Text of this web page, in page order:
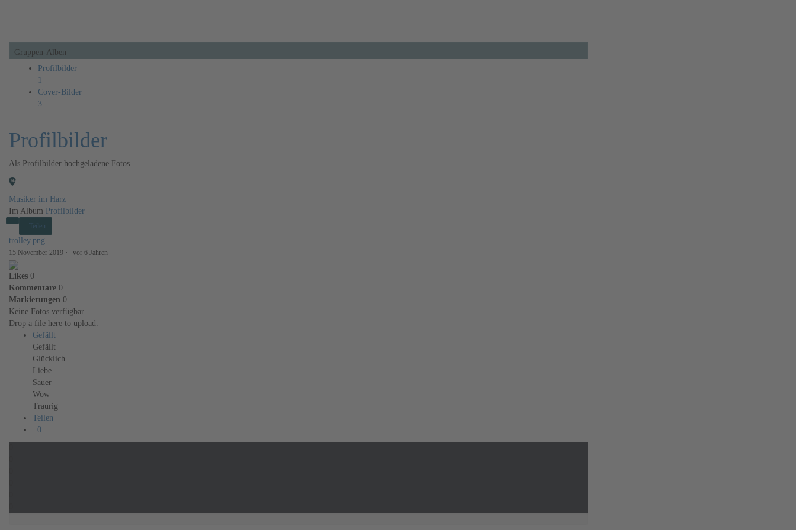
Gruppen-Alben
Profilbilder
1
Cover-Bilder
3
Profilbilder
Als Profilbilder hochgeladene Fotos
Musiker im Harz
Im Album Profilbilder
Teilen
trolley.png
15 November 2019 · vor 6 Jahren
Likes 0
Kommentare 0
Markierungen 0
Keine Fotos verfügbar
Drop a file here to upload.
Gefällt
Gefällt
Glücklich
Liebe
Sauer
Wow
Traurig
Teilen
0